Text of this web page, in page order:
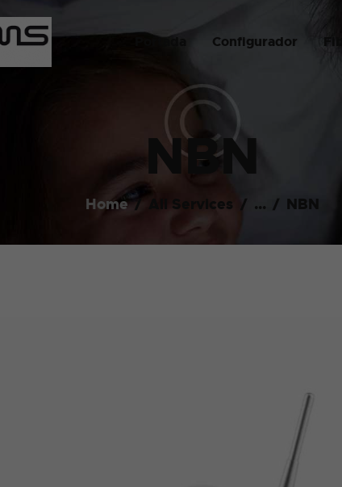
Portada Configurador
NBN
Home All Services ... NBN
IT & CLOUD & TELECOM
PORTADA
CONFIGURADOR
FIBRA + MÒBIL
CONTACTAR